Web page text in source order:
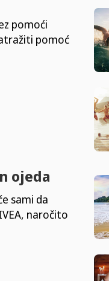
pomoći
pomoć
ojeda
sami da
naročito